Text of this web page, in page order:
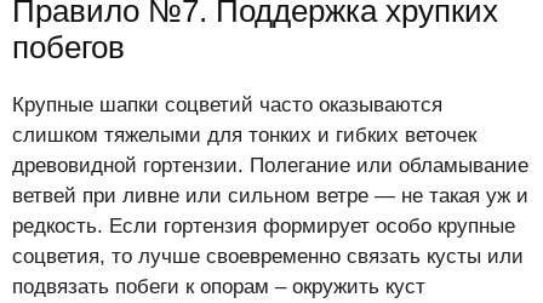
Правило №7. Поддержка хрупких
побегов
Крупные шапки соцветий часто оказываются
слишком тяжелыми для тонких и гибких веточек
древовидной гортензии. Полегание или обламывание
ветвей при ливне или сильном ветре — не такая уж и
редкость. Если гортензия формирует особо крупные
соцветия, то лучше своевременно связать кусты или
подвязать побеги к опорам – окружить куст